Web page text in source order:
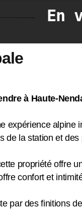
En
à Haute-
expérience
de la station et
propriété offre
confort et
par des finitions